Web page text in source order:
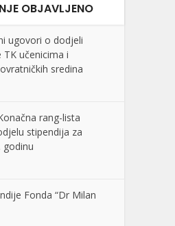
OBJAVLJENO
ugovori o dodjeli
TK učenicima i
sredina
rang-lista
stipendija za
godinu
Fonda “Dr Milan